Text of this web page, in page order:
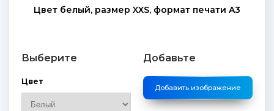
Цвет белый, размер XXS, формат печати A3
Выберите
Цвет
Добавьте
Добавить изображение